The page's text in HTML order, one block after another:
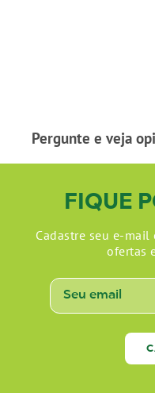
Pergunte e veja
FIQUE
Cadastre seu e-mail
ofertas